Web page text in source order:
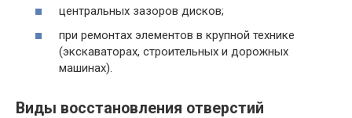
центральных зазоров дисков;
при ремонтах элементов в крупной технике
(экскаваторах, строительных и дорожных
машинах).
Виды восстановления отверстий